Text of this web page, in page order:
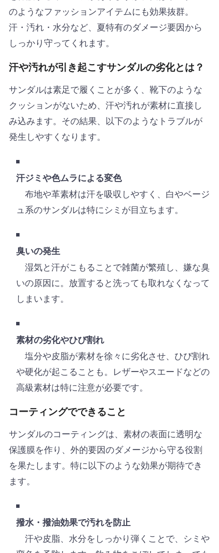
のようなファッションアイテムにも効果抜群。
汗・汚れ・水分など、夏特有のダメージ要因から
しっかり守ってくれます。
汗や汚れが引き起こすサンダルの劣化とは？
サンダルは素足で履くことが多く、靴下のような
クッションがないため、汗や汚れが素材に直接し
み込みます。その結果、以下のようなトラブルが
発生しやすくなります。
汗ジミや色ムラによる変色
布地や革素材は汗を吸収しやすく、白やベージ
ュ系のサンダルは特にシミが目立ちます。
臭いの発生
湿気と汗がこもることで雑菌が繁殖し、嫌な臭
いの原因に。放置すると洗っても取れなくなって
しまいます。
素材の劣化やひび割れ
塩分や皮脂が素材を徐々に劣化させ、ひび割れ
や硬化が起こることも。レザーやスエードなどの
高級素材は特に注意が必要です。
コーティングでできること
サンダルのコーティングは、素材の表面に透明な
保護膜を作り、外的要因のダメージから守る役割
を果たします。特に以下のような効果が期待でき
ます。
撥水・撥油効果で汚れを防止
汗や皮脂、水分をしっかり弾くことで、シミや